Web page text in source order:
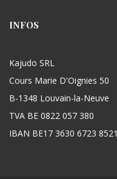
INFOS
Kajudo SRL
Cours Marie D'Oignies 50
B-1348 Louvain-la-Neuve
TVA BE 0822 057 380
IBAN BE17 3630 6723 8521